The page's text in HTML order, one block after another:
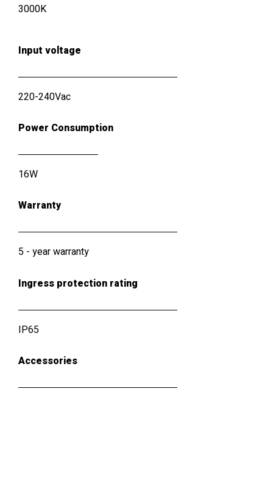
3000K
Input voltage
220-240Vac
Power Consumption
16W
Warranty
5 - year warranty
Ingress protection rating
IP65
Accessories